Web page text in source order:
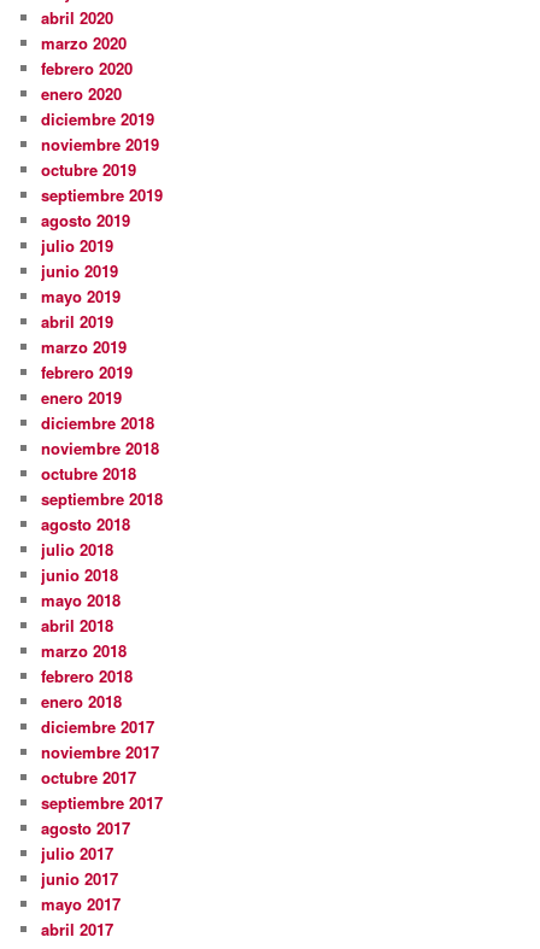
abril 2020
marzo 2020
febrero 2020
enero 2020
diciembre 2019
noviembre 2019
octubre 2019
septiembre 2019
agosto 2019
julio 2019
junio 2019
mayo 2019
abril 2019
marzo 2019
febrero 2019
enero 2019
diciembre 2018
noviembre 2018
octubre 2018
septiembre 2018
agosto 2018
julio 2018
junio 2018
mayo 2018
abril 2018
marzo 2018
febrero 2018
enero 2018
diciembre 2017
noviembre 2017
octubre 2017
septiembre 2017
agosto 2017
julio 2017
junio 2017
mayo 2017
abril 2017